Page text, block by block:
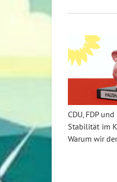
CDU, FDP
Stabilität im
Warum wir